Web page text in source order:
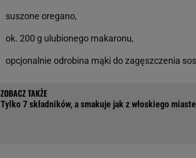
suszone oregano,
ok. 200 g ulubionego makaronu,
opcjonalnie odrobina mąki do zagęszczenia
Tylko 7 składników, a smakuje jak z włoskiego